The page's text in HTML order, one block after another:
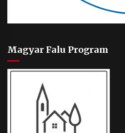
Magyar Falu Program